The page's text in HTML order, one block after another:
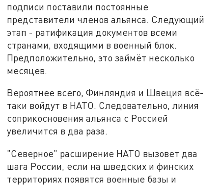
подписи поставили постоянные
представители членов альянса. Следующий
этап - ратификация документов всеми
странами, входящими в военный блок.
Предположительно, это займёт несколько
месяцев.
Вероятнее всего, Финляндия и Швеция всё-
таки войдут в НАТО. Следовательно, линия
соприкосновения альянса с Россией
увеличится в два раза.
"Северное" расширение НАТО вызовет два
шага России, если на шведских и финских
территориях появятся военные базы и